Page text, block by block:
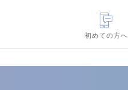
初めての方へ